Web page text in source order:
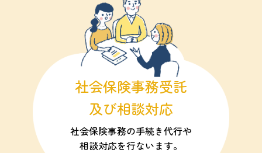
社会保険事務受託
及び相談対応
社会保険事務の手続き代行や
相談対応を行ないます。